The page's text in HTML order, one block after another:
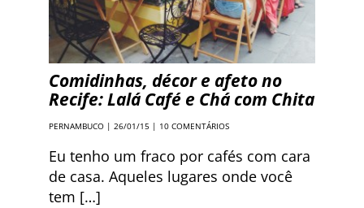
Comidinhas, décor e afeto no
Recife: Lalá Café e Chá com Chita
PERNAMBUCO | 26/01/15 | 10 COMENTÁRIOS
Eu tenho um fraco por cafés com cara
de casa. Aqueles lugares onde você
tem […]